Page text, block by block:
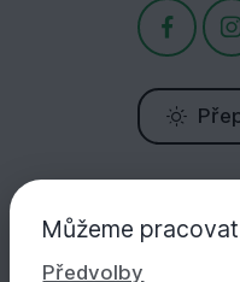
Jsme tu
Můžeme
Předvolby